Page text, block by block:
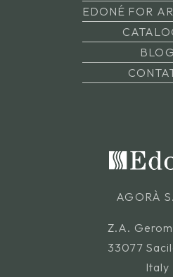
EDONÉ FOR
BLOG
AGORÀ
Z.A.
33077
Italy